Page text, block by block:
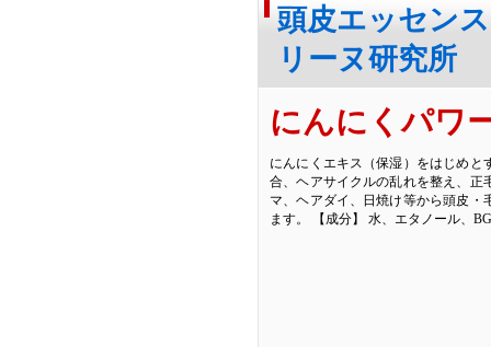
頭皮エッセン
リーヌ研究所
にんにくパワ
にんにくエキス（保湿）をはじめと
合、ヘアサイクルの乱れを整え、正
マ、ヘアダイ、日焼け等から頭皮・
ます。 【成分】 水、エタノール、